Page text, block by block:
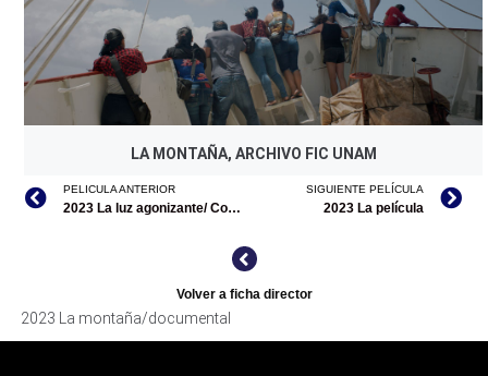
LA MONTAÑA, ARCHIVO FIC UNAM
PELICULA ANTERIOR
2023 La luz agonizante/ Corazón de plata (sin estreno comercial)
SIGUIENTE PELÍCULA
2023 La película
Volver a ficha director
2023 La montaña/documental